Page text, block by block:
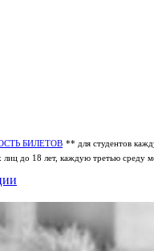
БИЛЕТОВ ** для студентов
до 18 лет, каждую третью среду